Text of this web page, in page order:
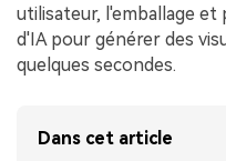
utilisateur, l'emballage
d'IA pour générer des
quelques secondes.
Dans cet article